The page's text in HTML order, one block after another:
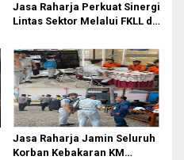
Jasa Raharja Perkuat Sinergi
Lintas Sektor Melalui FKLL di
Jasa Raharja Jamin Seluruh
Korban Kebakaran KM